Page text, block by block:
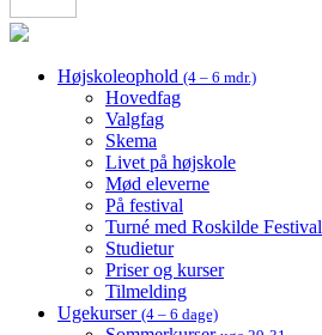
Højskoleophold (4 – 6 mdr.)
Hovedfag
Valgfag
Skema
Livet på højskole
Mød eleverne
På festival
Turné med Roskilde Festival
Studietur
Priser og kurser
Tilmelding
Ugekurser (4 – 6 dage)